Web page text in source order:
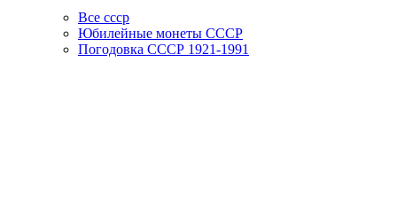
Все ссср
Юбилейные монеты СССР
Погодовка СССР 1921-1991